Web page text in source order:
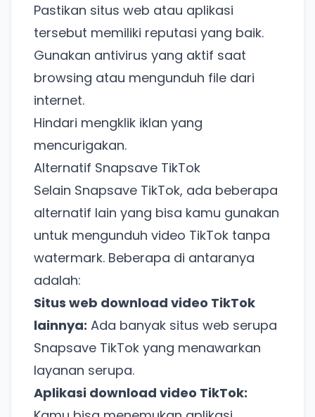
Pastikan situs web atau aplikasi
tersebut memiliki reputasi yang baik.
Gunakan antivirus yang aktif saat
browsing atau mengunduh file dari
internet.
Hindari mengklik iklan yang
mencurigakan.
Alternatif Snapsave TikTok
Selain Snapsave TikTok, ada beberapa
alternatif lain yang bisa kamu gunakan
untuk mengunduh video TikTok tanpa
watermark. Beberapa di antaranya
adalah:
Situs web download video TikTok
lainnya: Ada banyak situs web serupa
Snapsave TikTok yang menawarkan
layanan serupa.
Aplikasi download video TikTok: